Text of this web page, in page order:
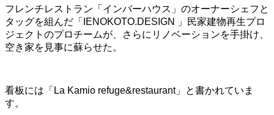
フレンチレストラン「インバーハウス」のオーナーシェフと
タッグを組んだ「IENOKOTO.DESIGN 」民家建物再生プロ
ジェクトのプロチームが、さらにリノベーションを手掛け、
空き家を見事に蘇らせた。
看板には「La Kamio refuge&restaurant」と書かれていま
す。